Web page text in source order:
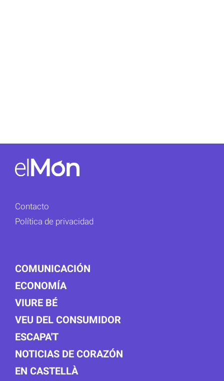
Contacto
Política de privacidad
COMUNICACIÓN
ECONOMÍA
VIURE BÉ
VEU DEL CONSUMIDOR
ESCAPA'T
NOTICIAS DE CORAZÓN
EN CASTELLÀ